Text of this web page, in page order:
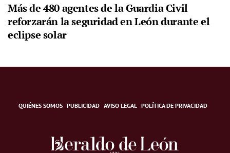
Más de 480 agentes de la Guardia Civil
reforzarán la seguridad en León durante el
eclipse solar
QUIÉNES SOMOS PUBLICIDAD AVISO LEGAL POLÍTICA DE PRIVACIDAD